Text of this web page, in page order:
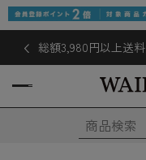
総額3,980円以上送